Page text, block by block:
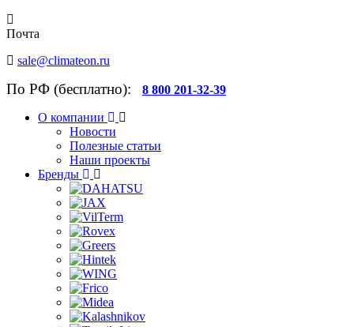
Почта
sale@climateon.ru
По РФ (бесплатно): 8 800 201-32-39
О компании
Новости
Полезные статьи
Наши проекты
Бренды